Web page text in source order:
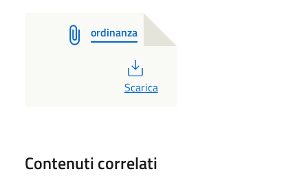
ordinanza
PDF
Scarica
Contenuti correlati